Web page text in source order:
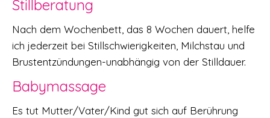
Stillberatung
Nach dem Wochenbett, das 8 Wochen dauert, helfe
ich jederzeit bei Stillschwierigkeiten, Milchstau und
Brustentzündungen-unabhängig von der Stilldauer.
Babymassage
Es tut Mutter/Vater/Kind gut sich auf Berührung